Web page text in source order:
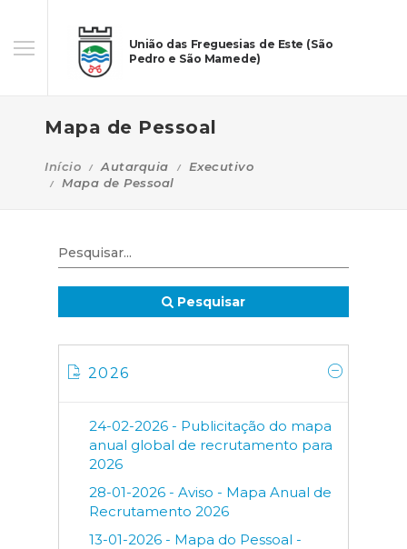
União das Freguesias de Este (São
Pedro e São Mamede)
Mapa de Pessoal
Início Autarquia
Executivo
Mapa de Pessoal
Pesquisar
2026
24-02-2026 - Publicitação do mapa
anual global de recrutamento para
2026
28-01-2026 - Aviso - Mapa Anual de
Recrutamento 2026
13-01-2026 - Mapa do Pessoal -